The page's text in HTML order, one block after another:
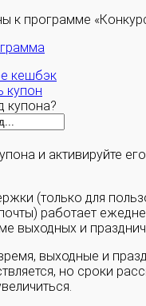
к программе
кешбэк
купон
купона?
и активируйте
(только для
работает
выходных и
выходные и
но сроки